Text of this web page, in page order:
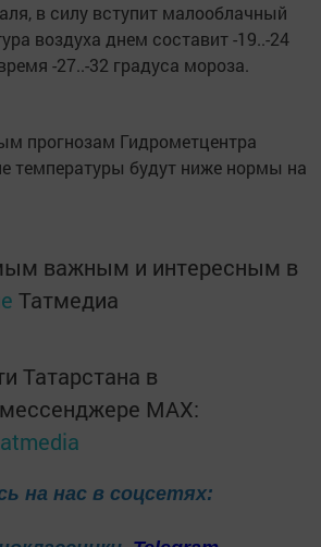
в силу вступит малооблачный
воздуха днем составит -19..-24
-27..-32 градуса мороза.
прогнозам Гидрометцентра
температуры будут ниже нормы на
важным и интересным в
Татмедиа
Татарстана в
MАХ:
на нас в соцсетях: